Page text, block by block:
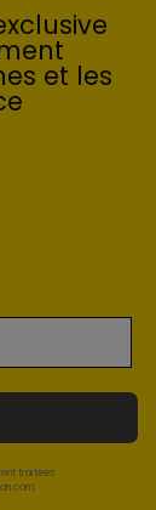
et les
traitées